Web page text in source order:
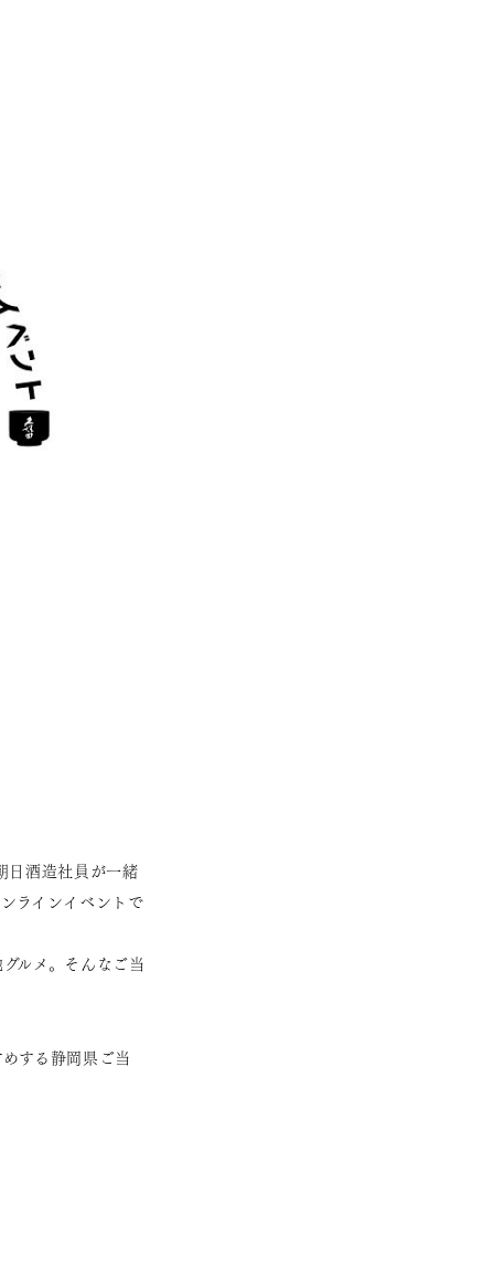
日酒造社員が一緒
ラインイベントで
ルメ。そんなご当
する静岡県ご当